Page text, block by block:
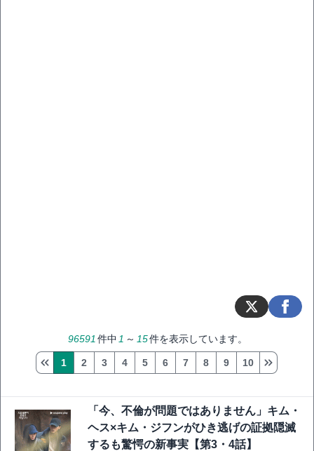
96591 件中 1 ～ 15件を表示しています。
1 2 3 4 5 6 7 8 9 10
「今、不倫が問題ではありません」キム・
ヘス×キム・ジフンがひき逃げの証拠隠滅
するも驚愕の新事実【第3・4話】